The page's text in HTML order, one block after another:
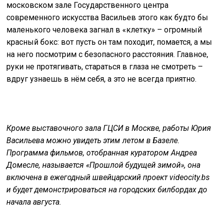
московском зале Государственного центра
современного искусства Васильев этого как будто бы
маленького человека загнал в «клетку» – огромный
красный бокс: вот пусть он там походит, помается, а мы
на него посмотрим с безопасного расстояния. Главное,
руки не протягивать, стараться в глаза не смотреть –
вдруг узнаешь в нём себя, а это не всегда приятно.
Кроме выставочного зала ГЦСИ в Москве, работы Юрия
Васильева можно увидеть этим летом в Базеле.
Программа фильмов, отобранная куратором Андреа
Домесле, называется «Прошлой будущей зимой», она
включена в ежегодный швейцарский проект videocity.bs
и будет демонстрироваться на городских билбордах до
начала августа.